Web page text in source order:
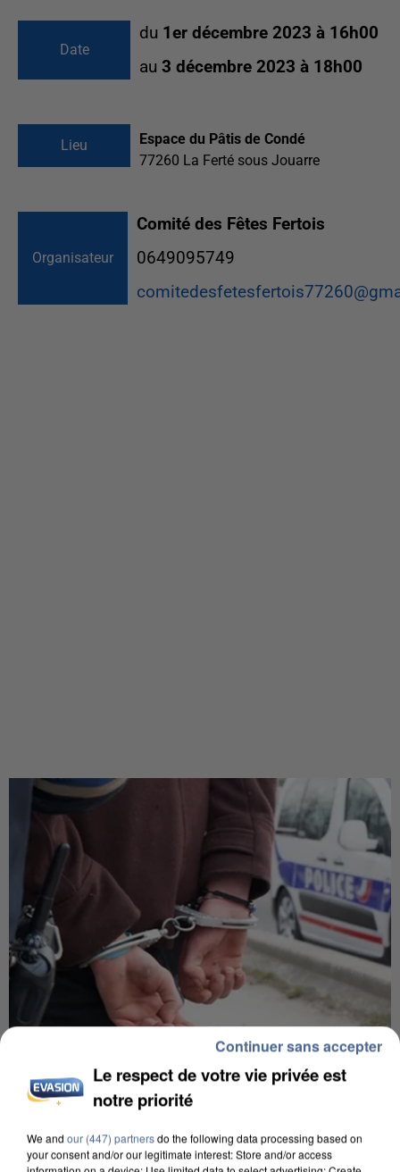
Date
du 1er décembre 2023 à 16h00
au 3 décembre 2023 à 18h00
Lieu
Espace du Pâtis de Condé
77260 La Ferté sous Jouarre
Organisateur
Comité des Fêtes Fertois
0649095749
8h00
Un second cadre de la DZ Mafia interpellé en
Un cofondateur du réseau avait été interpellé
Le respect de votre vie privée est
notre priorité
We and our (447) partnersdo the following data processing based on
your consent and/or our legitimate interest: Store and/or access
Continuer sans accepter